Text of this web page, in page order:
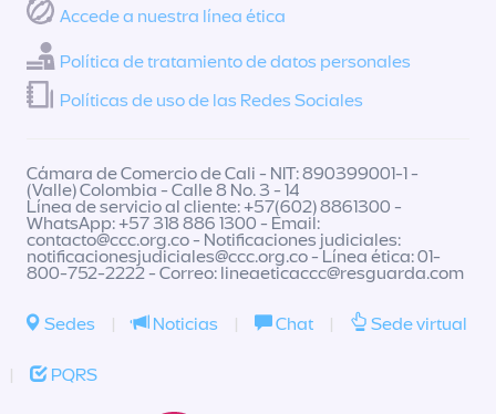
Accede a nuestra línea ética
Política de tratamiento de datos personales
Políticas de uso de las Redes Sociales
Cámara de Comercio de Cali - NIT: 890399001-1 -
(Valle) Colombia - Calle 8 No. 3 - 14
Línea de servicio al cliente: +57(602) 8861300 -
WhatsApp: +57 318 886 1300 - Email:
contacto@ccc.org.co- Notificaciones judiciales:
notificacionesjudiciales@ccc.org.co- Línea ética: 01-
800-752-2222 - Correo: lineaeticaccc@resguarda.com
Sedes | Noticias | Chat | Sede virtual
| PQRS